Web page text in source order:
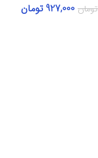
تومان 927,000 تومان